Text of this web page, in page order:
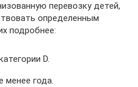
перевозку детей,
определенным
подробнее:
D.
менее года.